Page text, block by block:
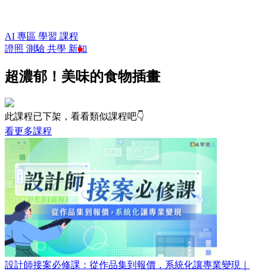
AI 專區 學習 課程
證照 測驗 共學 新知
超濃郁！美味的食物插畫
此課程已下架，看看類似課程吧👇
看更多課程
設計師接案必修課：從作品集到報價，系統化讓專業變現｜